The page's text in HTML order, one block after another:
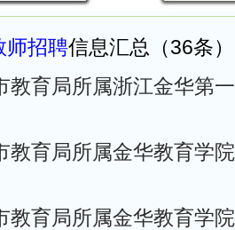
师招聘信息汇总（36条）
教育局所属浙江金华第
教育局所属金华教育学
教育局所属金华教育学